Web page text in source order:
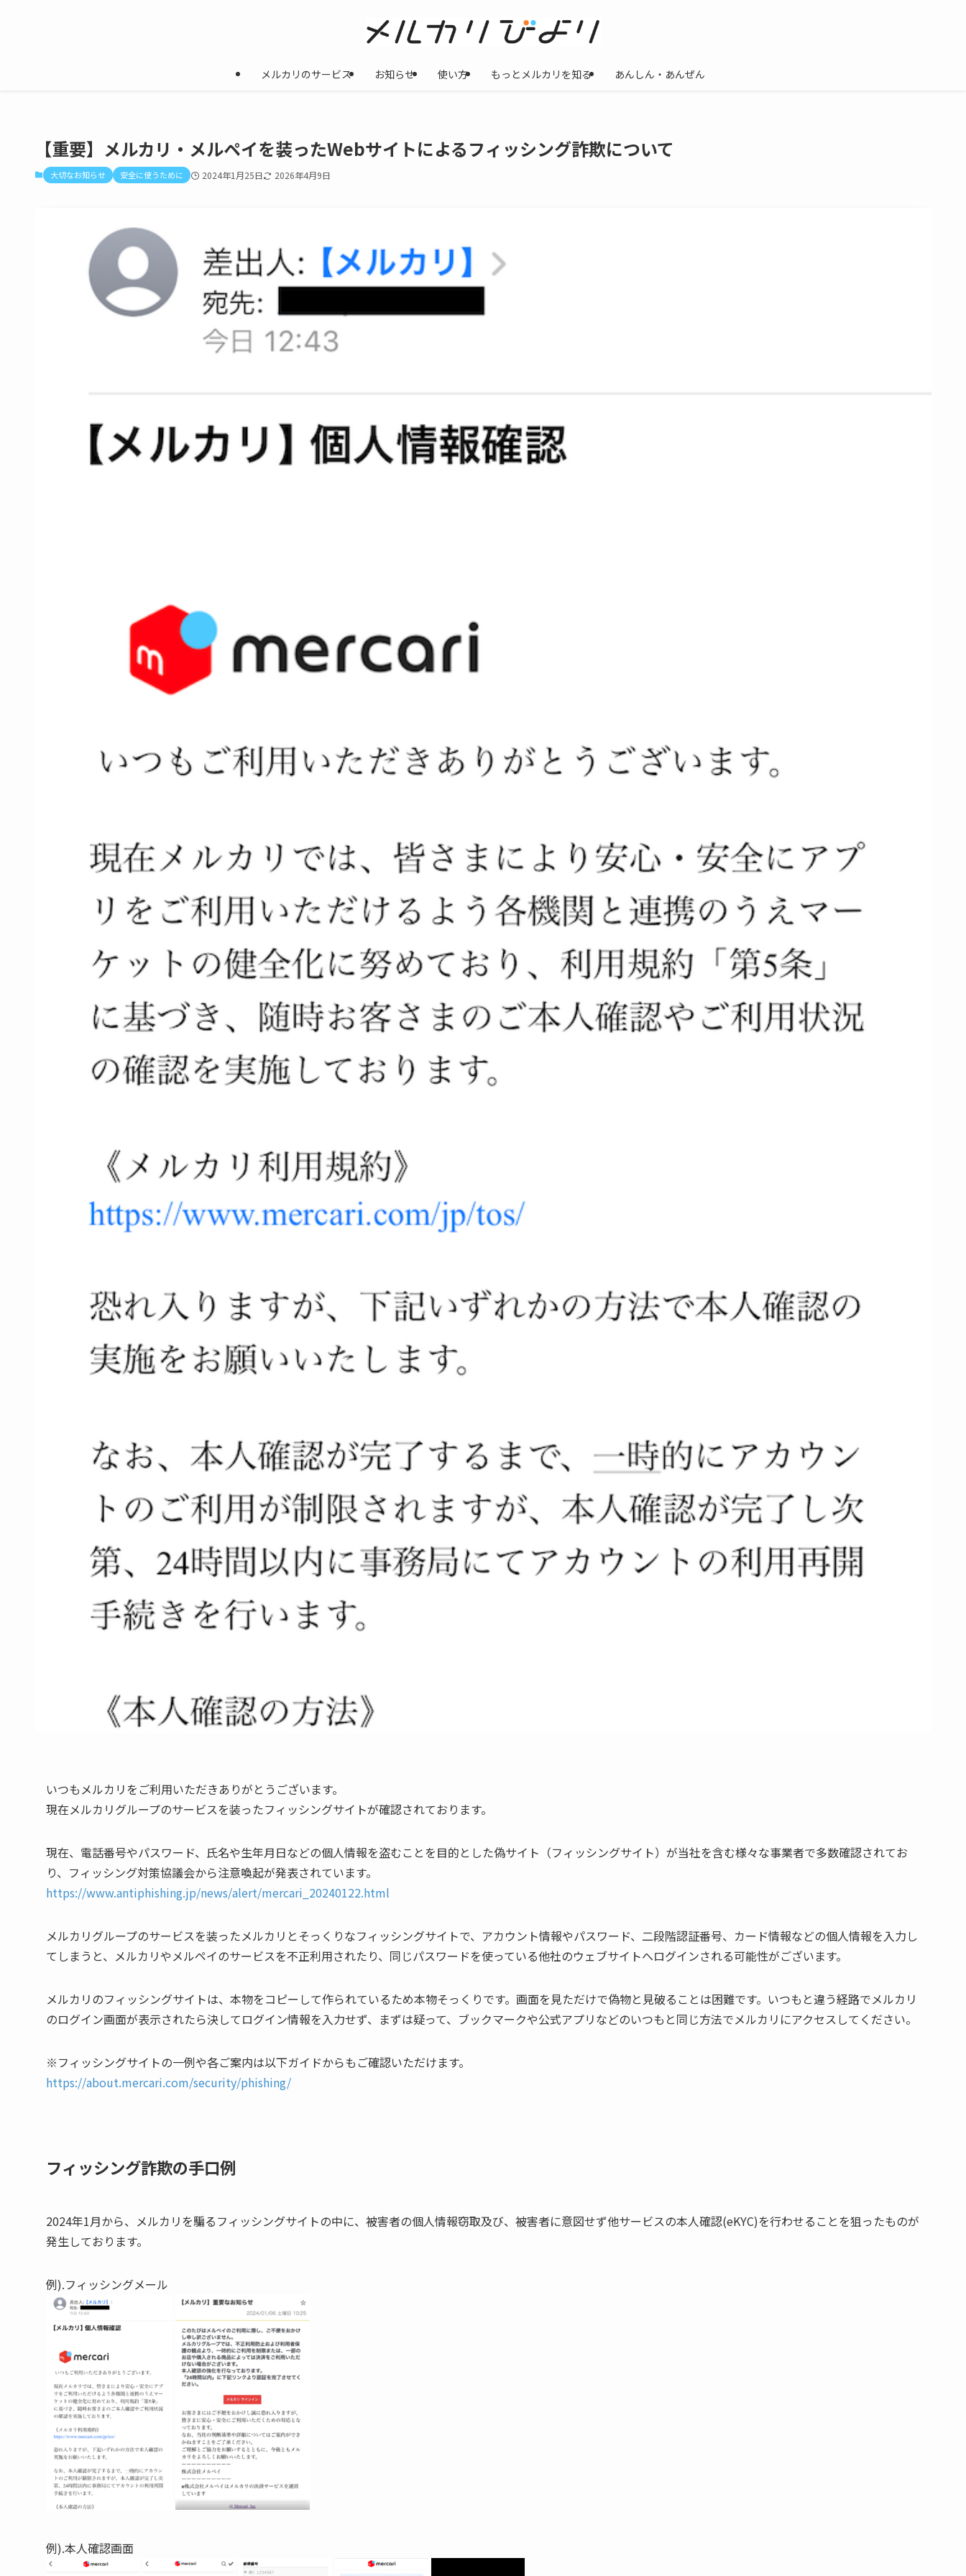
メルカリのサービス お知らせ 使い方 もっとメルカリを知る あんしん・あんぜん
【重要】メルカリ・メルペイを装ったWebサイトによるフィッシング詐欺について
大切なお知らせ 安全に使うために 2024年1月25日 2026年4月9日
いつもメルカリをご利用いただきありがとうございます。
現在メルカリグループのサービスを装ったフィッシングサイトが確認されております。
現在、電話番号やパスワード、氏名や生年月日などの個人情報を盗むことを目的とした偽サイト（フィッシングサイト）が当社を含む様々な事業者で多数確認されてお
り、フィッシング対策協議会から注意喚起が発表されています。
https://www.antiphishing.jp/news/alert/mercari_20240122.html
メルカリグループのサービスを装ったメルカリとそっくりなフィッシングサイトで、アカウント情報やパスワード、二段階認証番号、カード情報などの個人情報を入力し
てしまうと、メルカリやメルペイのサービスを不正利用されたり、同じパスワードを使っている他社のウェブサイトへログインされる可能性がございます。
メルカリのフィッシングサイトは、本物をコピーして作られているため本物そっくりです。画面を見ただけで偽物と見破ることは困難です。いつもと違う経路でメルカリ
のログイン画面が表示されたら決してログイン情報を入力せず、まずは疑って、ブックマークや公式アプリなどのいつもと同じ方法でメルカリにアクセスしてください。
※フィッシングサイトの一例や各ご案内は以下ガイドからもご確認いただけます。
https://about.mercari.com/security/phishing/
フィッシング詐欺の手口例
2024年1月から、メルカリを騙るフィッシングサイトの中に、被害者の個人情報窃取及び、被害者に意図せず他サービスの本人確認(eKYC)を行わせることを狙ったものが
発生しております。
例).フィッシングメール
例).本人確認画面